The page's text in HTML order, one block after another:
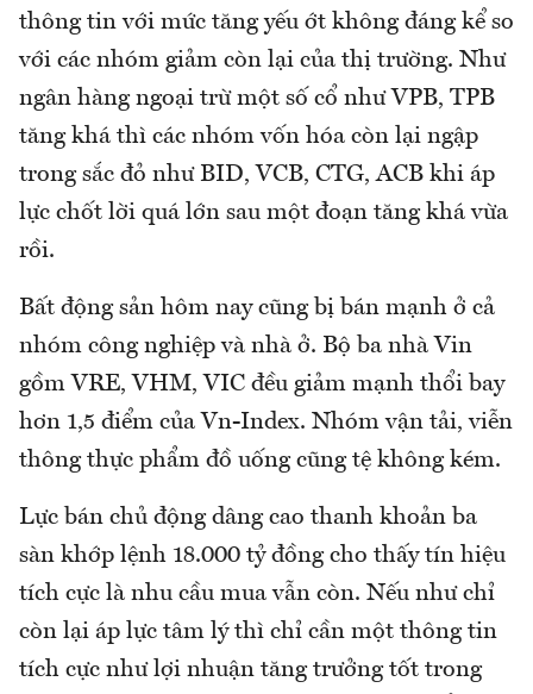
thông tin với mức tăng yếu ớt không đáng kể so
với các nhóm giảm còn lại của thị trường. Như
ngân hàng ngoại trừ một số cổ như VPB, TPB
tăng khá thì các nhóm vốn hóa còn lại ngập
trong sắc đỏ như BID, VCB, CTG, ACB khi áp
lực chốt lời quá lớn sau một đoạn tăng khá vừa
rồi.
Bất động sản hôm nay cũng bị bán mạnh ở cả
nhóm công nghiệp và nhà ở. Bộ ba nhà Vin
gồm VRE, VHM, VIC đều giảm mạnh thổi bay
hơn 1,5 điểm của Vn-Index. Nhóm vận tải, viễn
thông thực phẩm đồ uống cũng tệ không kém.
Lực bán chủ động dâng cao thanh khoản ba
sàn khớp lệnh 18.000 tỷ đồng cho thấy tín hiệu
tích cực là nhu cầu mua vẫn còn. Nếu như chỉ
còn lại áp lực tâm lý thì chỉ cần một thông tin
tích cực như lợi nhuận tăng trưởng tốt trong